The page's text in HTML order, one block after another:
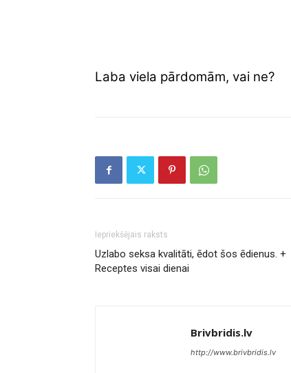
Laba viela pārdomām, vai ne?
Iepriekšējais raksts
Uzlabo seksa kvalitāti, ēdot šos ēdienus. +
Receptes visai dienai
Brivbridis.lv
http://www.brivbridis.lv